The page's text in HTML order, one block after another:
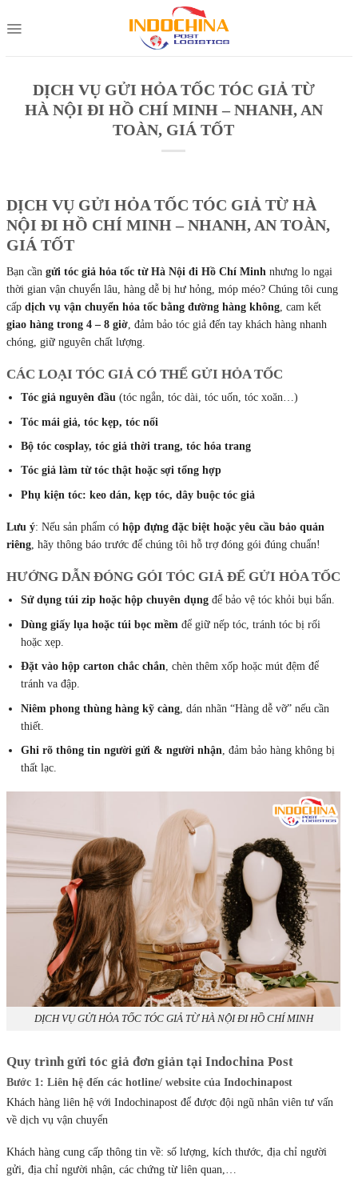
to
DỊCH VỤ GỬI HỎA TỐC TÓC GIẢ TỪ
HÀ NỘI ĐI HỒ CHÍ MINH – NHANH, AN
TOÀN, GIÁ TỐT
DỊCH VỤ GỬI HỎA TỐC TÓC GIẢ TỪ HÀ
NỘI ĐI HỒ CHÍ MINH – NHANH, AN TOÀN,
GIÁ TỐT
Bạn cần gửi tóc giả hỏa tốc từ Hà Nội đi Hồ Chí Minh nhưng lo ngại
thời gian vận chuyển lâu, hàng dễ bị hư hỏng, móp méo? Chúng tôi cung
cấp dịch vụ vận chuyển hỏa tốc bằng đường hàng không , cam kết
giao hàng trong 4 – 8 giờ , đảm bảo tóc giả đến tay khách hàng nhanh
chóng, giữ nguyên chất lượng.
CÁC LOẠI TÓC GIẢ CÓ THỂ GỬI HỎA TỐC
Tóc giả nguyên đầu (tóc ngắn, tóc dài, tóc uốn, tóc xoăn…)
Tóc mái giả, tóc kẹp, tóc nối
Bộ tóc cosplay, tóc giả thời trang, tóc hóa trang
Tóc giả làm từ tóc thật hoặc sợi tổng hợp
Phụ kiện tóc: keo dán, kẹp tóc, dây buộc tóc giả
Lưu ý: Nếu sản phẩm có hộp đựng đặc biệt hoặc yêu cầu bảo quản
riêng , hãy thông báo trước để chúng tôi hỗ trợ đóng gói đúng chuẩn!
HƯỚNG DẪN ĐÓNG GÓI TÓC GIẢ ĐỂ GỬI HỎA TỐC
Sử dụng túi zip hoặc hộp chuyên dụng để bảo vệ tóc khỏi bụi bẩn.
Dùng giấy lụa hoặc túi bọc mềm để giữ nếp tóc, tránh tóc bị rối
hoặc xẹp.
Đặt vào hộp carton chắc chắn, chèn thêm xốp hoặc mút đệm để
tránh va đập.
Niêm phong thùng hàng kỹ càng , dán nhãn “Hàng dễ vỡ” nếu cần
thiết.
Ghi rõ thông tin người gửi & người nhận, đảm bảo hàng không bị
thất lạc.
DỊCH VỤ GỬI HỎA TỐC TÓC GIẢ TỪ HÀ NỘI ĐI HỒ CHÍ MINH
Quy trình gửi tóc giả đơn giản tại Indochina Post
Bước 1: Liên hệ đến các hotline/ website của Indochinapost
Khách hàng liên hệ với Indochinapost để được đội ngũ nhân viên tư vấn
về dịch vụ vận chuyển
Khách hàng cung cấp thông tin về: số lượng, kích thước, địa chỉ người
gửi, địa chỉ người nhận, các chứng từ liên quan,…